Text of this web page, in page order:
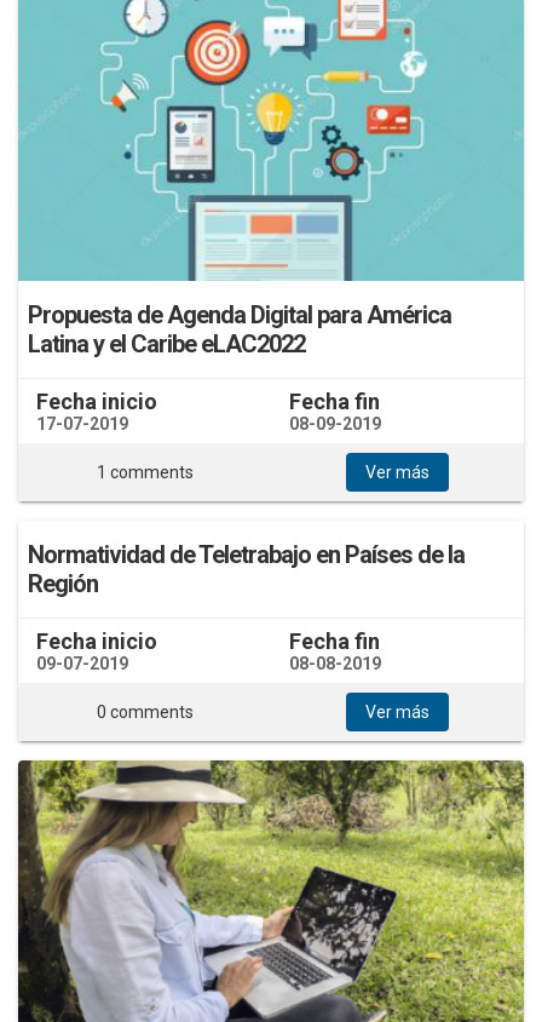
Propuesta de Agenda Digital para América
Latina y el Caribe eLAC2022
Fecha inicio
17-07-2019
Fecha fin
08-09-2019
1 comments Ver más
Normatividad de Teletrabajo en Países de la
Región
Fecha inicio
09-07-2019
Fecha fin
08-08-2019
0 comments Ver más